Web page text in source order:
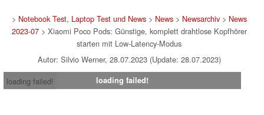
> Notebook Test, Laptop Test und News> News> Newsarchiv> News
2023-07> Xiaomi Poco Pods: Günstige, komplett drahtlose Kopfhörer
starten mit Low-Latency-Modus
Autor: Silvio Werner, 28.07.2023 (Update: 28.07.2023)
loading failed!
loading failed!